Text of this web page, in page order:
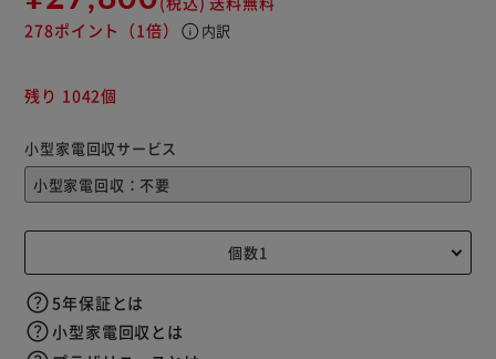
278ポイント （1倍） info 内訳
小型家電回収サービス
残り 1042個
5年保証とは
小型家電回収とは
カートに入れる